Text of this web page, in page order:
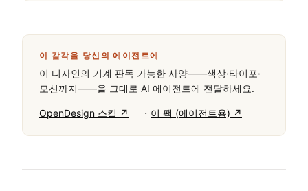
이 감각을 당신의 에이전트에
이 디자인의 기계 판독 가능한 사양——색상·타이포·
모션까지——을 그대로 AI 에이전트에 전달하세요.
OpenDesign 스킬 ↗ · 이 팩 (에이전트용) ↗